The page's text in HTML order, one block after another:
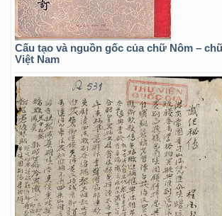
Cấu tạo và nguồn gốc của chữ Nôm –
Việt Nam